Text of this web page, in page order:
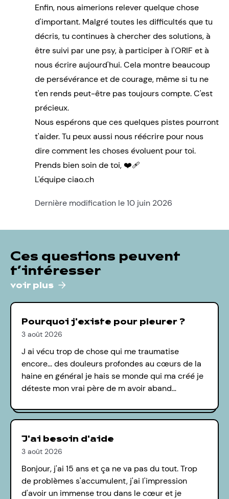
Enfin, nous aimerions relever quelque chose
d'important. Malgré toutes les difficultés que tu
décris, tu continues à chercher des solutions, à
être suivi par une psy, à participer à l'ORIF et à
nous écrire aujourd'hui. Cela montre beaucoup
de persévérance et de courage, même si tu ne
t'en rends peut-être pas toujours compte. C'est
précieux.
Nous espérons que ces quelques pistes pourront
t'aider. Tu peux aussi nous réécrire pour nous
dire comment les choses évoluent pour toi.
Prends bien soin de toi, ❤️‍🩹
L'équipe ciao.ch
Dernière modification le 10 juin 2026
Ces questions peuvent
t’intéresser
voir plus
Pourquoi j'existe pour pleurer ?
3 août 2026
J ai vécu trop de chose qui me traumatise
encore... des douleurs profondes au cœurs de la
haine en général je hais se monde qui ma créé je
déteste mon vrai père de m avoir aband…
J'ai besoin d'aide
3 août 2026
Bonjour, j'ai 15 ans et ça ne va pas du tout. Trop
de problèmes s'accumulent, j'ai l'impression
d'avoir un immense trou dans le cœur et je